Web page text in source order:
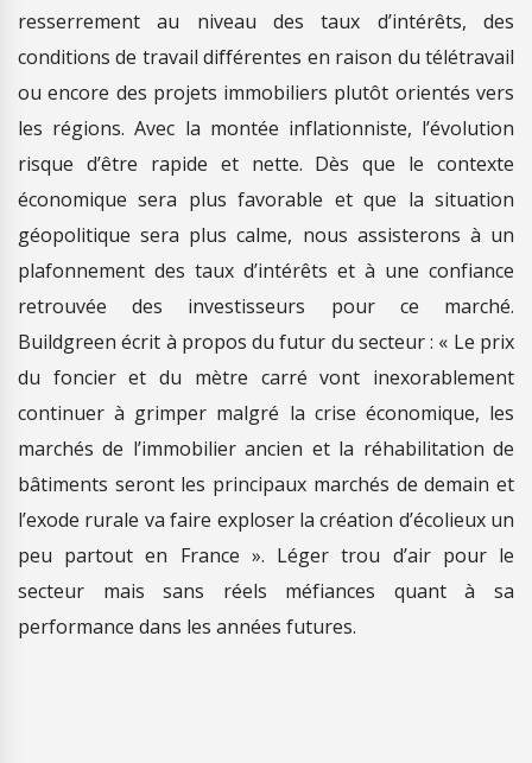
resserrement au niveau des taux d’intérêts, des
conditions de travail différentes en raison du télétravail
ou encore des projets immobiliers plutôt orientés vers
les régions. Avec la montée inflationniste, l’évolution
risque d’être rapide et nette. Dès que le contexte
économique sera plus favorable et que la situation
géopolitique sera plus calme, nous assisterons à un
plafonnement des taux d’intérêts et à une confiance
retrouvée des investisseurs pour ce marché.
Buildgreen écrit à propos du futur du secteur : « Le prix
du foncier et du mètre carré vont inexorablement
continuer à grimper malgré la crise économique, les
marchés de l’immobilier ancien et la réhabilitation de
bâtiments seront les principaux marchés de demain et
l’exode rurale va faire exploser la création d’écolieux un
peu partout en France ». Léger trou d’air pour le
secteur mais sans réels méfiances quant à sa
performance dans les années futures.